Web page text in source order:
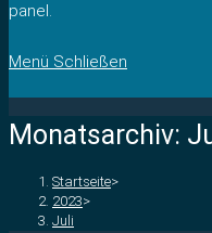
panel.
Menü Schließen
Monatsarchiv:
Startseite>
2023>
Juli